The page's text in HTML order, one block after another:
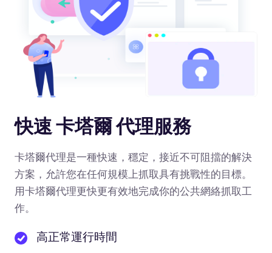
快速 卡塔爾 代理服務
卡塔爾代理是一種快速，穩定，接近不可阻擋的解決
方案，允許您在任何規模上抓取具有挑戰性的目標。
用卡塔爾代理更快更有效地完成你的公共網絡抓取工
作。
高正常運行時間